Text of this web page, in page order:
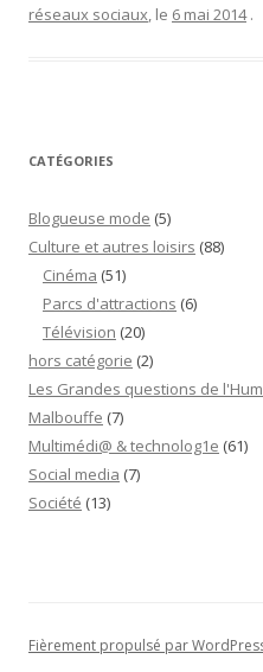
retour
réseaux sociaux, le 6 mai 2014 .
CATÉGORIES
Blogueuse mode (5)
Culture et autres loisirs (88)
Cinéma (51)
Parcs d'attractions (6)
Télévision (20)
hors catégorie (2)
Les Grandes questions de
Malbouffe (7)
Multimédi@ & technolog1e (61)
Social media (7)
Société (13)
Fièrement propulsé par